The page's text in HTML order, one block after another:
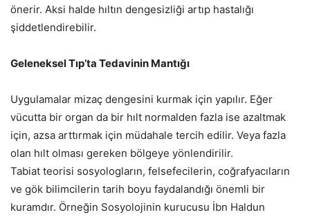
önerir. Aksi halde hıltın dengesizliği artıp hastalığı
şiddetlendirebilir.
Geleneksel Tıp’ta Tedavinin Mantığı
Uygulamalar mizaç dengesini kurmak için yapılır. Eğer
vücutta bir organ da bir hılt normalden fazla ise azaltmak
için, azsa arttırmak için müdahale tercih edilir. Veya fazla
olan hılt olması gereken bölgeye yönlendirilir.
Tabiat teorisi sosyologların, felsefecilerin, coğrafyacıların
ve gök bilimcilerin tarih boyu faydalandığı önemli bir
kuramdır. Örneğin Sosyolojinin kurucusu İbn Haldun